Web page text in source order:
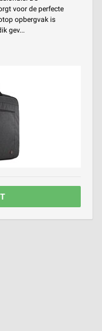
voor de perfecte
opbergvak is
gev...